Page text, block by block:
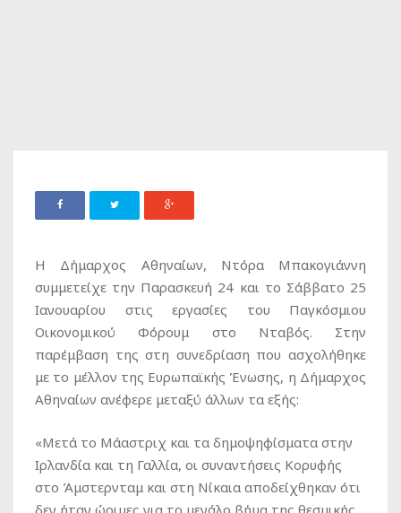
Η Δήμαρχος Αθηναίων, Ντόρα Μπακογιάννη
συμμετείχε την Παρασκευή 24 και το Σάββατο 25
Ιανουαρίου στις εργασίες του Παγκόσμιου
Οικονομικού Φόρουμ στο Νταβός. Στην
παρέμβαση της στη συνεδρίαση που ασχολήθηκε
με το μέλλον της Ευρωπαϊκής Ένωσης, η Δήμαρχος
Αθηναίων ανέφερε μεταξύ άλλων τα εξής:
«Μετά το Μάαστριχ και τα δημοψηφίσματα στην
Ιρλανδία και τη Γαλλία, οι συναντήσεις Κορυφής
στο Άμστερνταμ και στη Νίκαια αποδείχθηκαν ότι